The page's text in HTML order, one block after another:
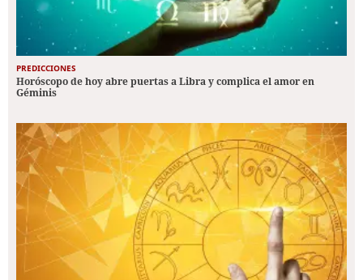
PREDICCIONES
Horóscopo de hoy abre puertas a Libra y complica el amor en
Géminis